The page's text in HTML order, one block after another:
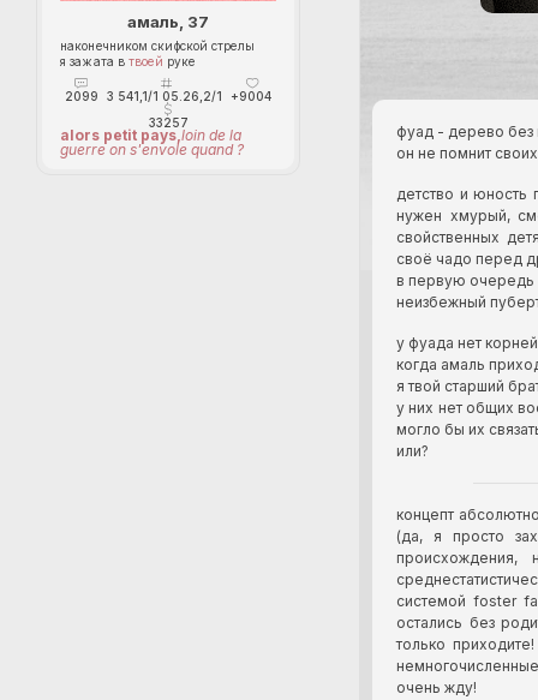
амаль, 37
наконечником скифской стрелы
я зажата втвоей руке
2099 3 541,1/1 05.26,2/1
+9004
33257
alors petit pays, loin de la
guerre on s'envole quand ?
фуад - дерево без
он не помнит
детство и юность
нужен хмурый,
свойственных
своё чадо перед
в первую очередь
неизбежный
у фуада нет
когда амаль
я твой старший
у них нет общих
могло бы их
или?
концепт
(да, я просто
системой foster
остались без
только
очень жду!